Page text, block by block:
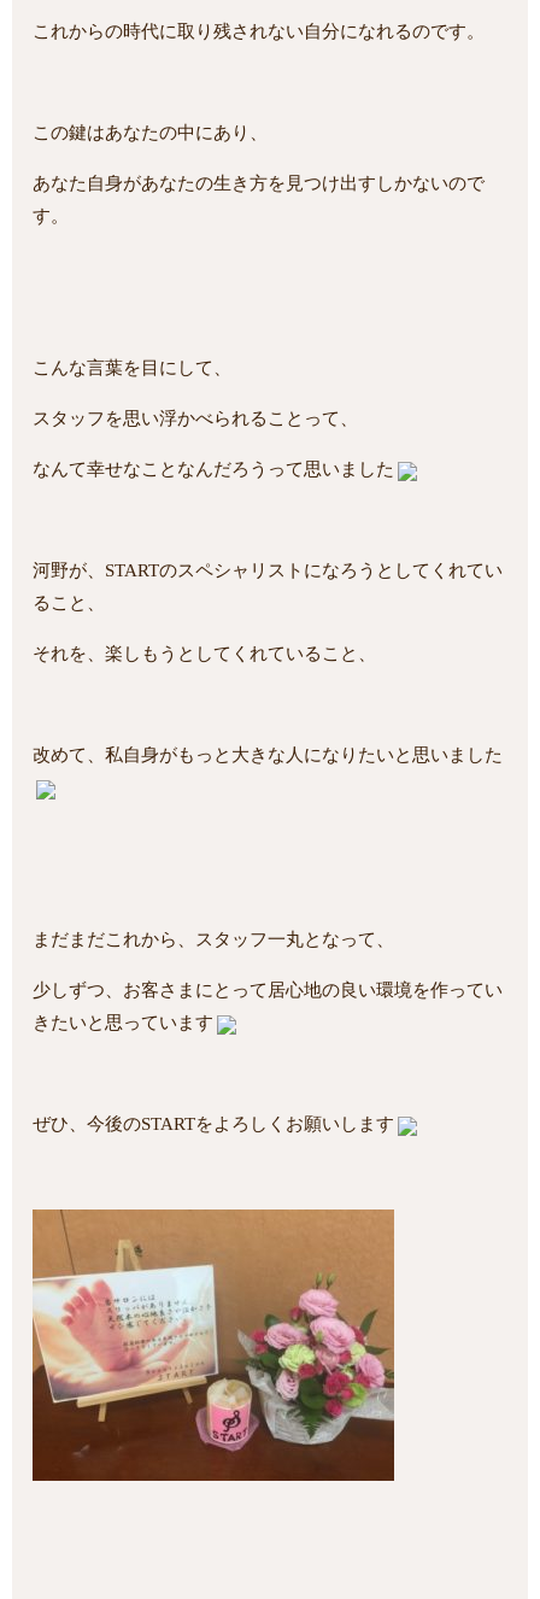
これからの時代に取り残されない自分になれるのです。
この鍵はあなたの中にあり、
あなた自身があなたの生き方を見つけ出すしかないので
す。
こんな言葉を目にして、
スタッフを思い浮かべられることって、
なんて幸せなことなんだろうって思いました
河野が、STARTのスペシャリストになろうとしてくれてい
ること、
それを、楽しもうとしてくれていること、
改めて、私自身がもっと大きな人になりたいと思いました
まだまだこれから、スタッフ一丸となって、
少しずつ、お客さまにとって居心地の良い環境を作ってい
きたいと思っています
ぜひ、今後のSTARTをよろしくお願いします